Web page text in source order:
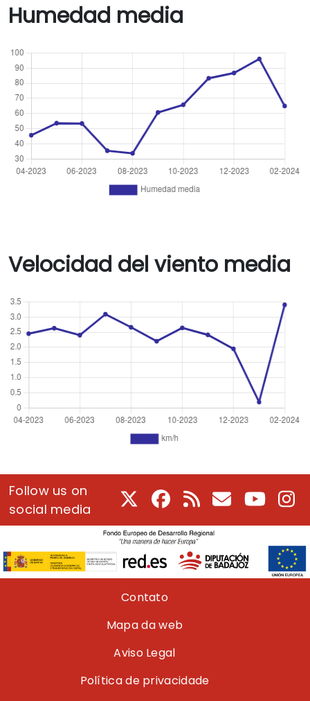
Humedad media
Velocidad del viento media
Follow us on
social media
Facebook
RSS E-Mail Youtube
Pie de páginaContato
Mapa da web
Aviso Legal
Política de privacidade